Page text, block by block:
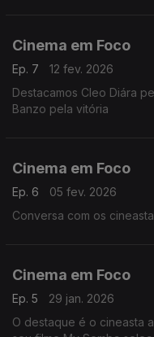
Cinema em Foco
Ep. 7
12 fev. 2026
Destacamos Cleo Diára
Banzo pela vitória
Cinema em Foco
Ep. 6
05 fev. 2026
Conversa com os
Cinema em Foco
Ep. 5
29 jan. 2026
O destaque é o cineasta